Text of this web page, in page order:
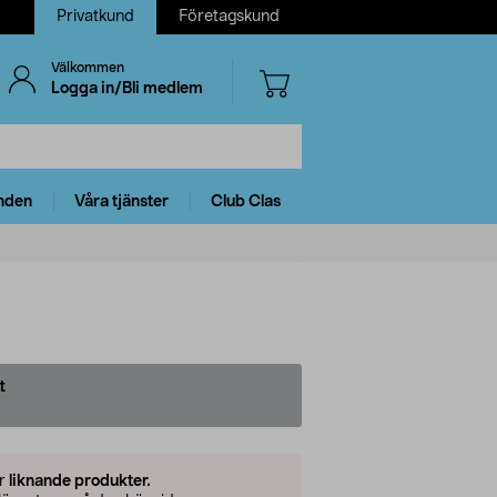
Privatkund Företagskund
Välkommen
Logga in/Bli medlem
Våra tjänster Club Clas
liknande produkter.